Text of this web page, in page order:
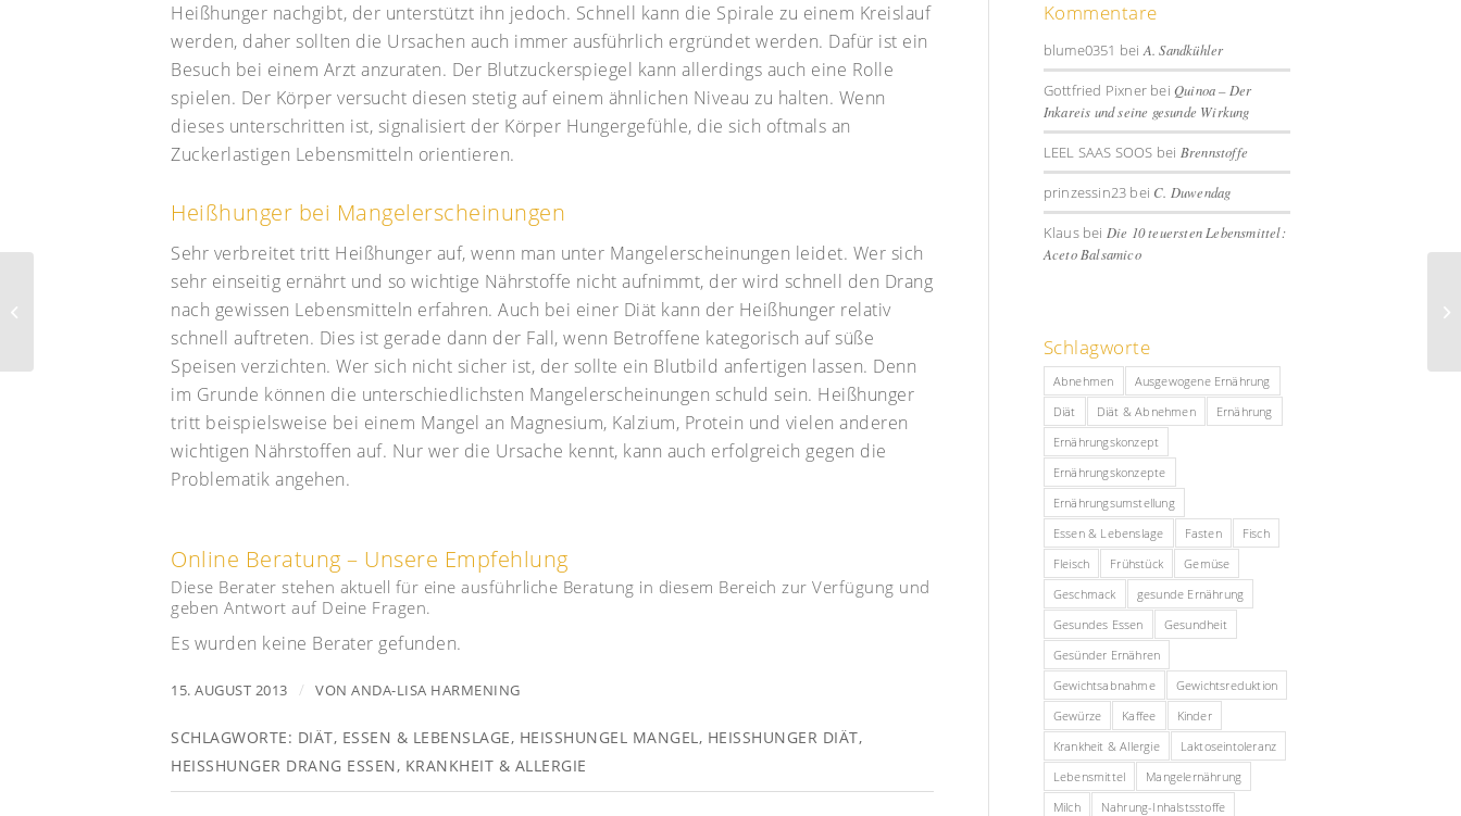
Heißhunger nachgibt, der unterstützt ihn jedoch. Schnell kann die Spirale zu einem Kreislauf
werden, daher sollten die Ursachen auch immer ausführlich ergründet werden. Dafür ist ein
Besuch bei einem Arzt anzuraten. Der Blutzuckerspiegel kann allerdings auch eine Rolle
spielen. Der Körper versucht diesen stetig auf einem ähnlichen Niveau zu halten. Wenn
dieses unterschritten ist, signalisiert der Körper Hungergefühle, die sich oftmals an
Zuckerlastigen Lebensmitteln orientieren.
Heißhunger bei Mangelerscheinungen
Sehr verbreitet tritt Heißhunger auf, wenn man unter Mangelerscheinungen leidet. Wer sich
sehr einseitig ernährt und so wichtige Nährstoffe nicht aufnimmt, der wird schnell den Drang
nach gewissen Lebensmitteln erfahren. Auch bei einer Diät kann der Heißhunger relativ
schnell auftreten. Dies ist gerade dann der Fall, wenn Betroffene kategorisch auf süße
Speisen verzichten. Wer sich nicht sicher ist, der sollte ein Blutbild anfertigen lassen. Denn
im Grunde können die unterschiedlichsten Mangelerscheinungen schuld sein. Heißhunger
tritt beispielsweise bei einem Mangel an Magnesium, Kalzium, Protein und vielen anderen
wichtigen Nährstoffen auf. Nur wer die Ursache kennt, kann auch erfolgreich gegen die
Problematik angehen.
Online Beratung – Unsere Empfehlung
Diese Berater stehen aktuell für eine ausführliche Beratung in diesem Bereich zur Verfügung und
geben Antwort auf Deine Fragen.
Es wurden keine Berater gefunden.
15. AUGUST 2013 / VON ANDA-LISA HARMENING
SCHLAGWORTE: DIÄT, ESSEN & LEBENSLAGE, HEISSHUNGEL MANGEL , HEISSHUNGER DIÄT ,
HEISSHUNGER DRANG ESSEN
, KRANKHEIT & ALLERGIE
Kommentare
blume0351 beiA. Sandkühler
Gottfried Pixner beiQuinoa – Der
Inkareis und seine gesunde Wirkung
LEEL SAAS SOOS bei Brennstoffe
prinzessin23 bei C. Duwendag
Klausbei Die 10 teuersten Lebensmittel:
Aceto Balsamico
Schlagworte
Abnehmen
Ausgewogene Ernährung
Diät
Diät & Abnehmen
Ernährung
Ernährungskonzept
Ernährungskonzepte
Ernährungsumstellung
Essen & Lebenslage
Fasten
Fisch
Fleisch
Frühstück
Gemüse
Geschmack
gesunde Ernährung
Gesundes Essen
Gesundheit
Gesünder Ernähren
Gewichtsabnahme
Gewichtsreduktion
Gewürze
Kaffee
Kinder
Krankheit & Allergie
Laktoseintoleranz
Lebensmittel
Mangelernährung
Milch
Nahrung-Inhalstsstoffe
Arbeitsplatz – Tipps